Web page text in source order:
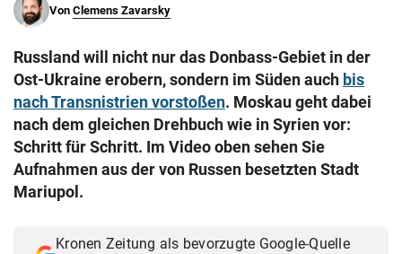
Von Clemens Zavarsky
Russland will nicht nur das Donbass-Gebiet in der
Ost-Ukraine erobern, sondern im Süden auch bis
nach Transnistrien vorstoßen. Moskau geht dabei
nach dem gleichen Drehbuch wie in Syrien vor:
Schritt für Schritt. Im Video oben sehen Sie
Aufnahmen aus der von Russen besetzten Stadt
Mariupol.
Kronen Zeitung als bevorzugte Google-Quelle